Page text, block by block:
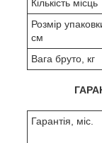
Кількість місць
Розмір
см
Вага бруто, кг
Гарантія, міс.